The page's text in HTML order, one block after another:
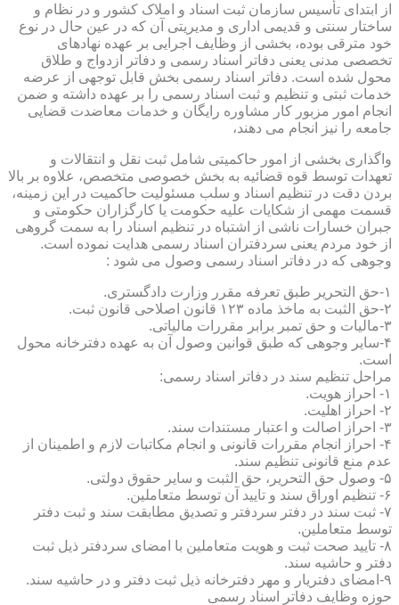
از ابتدای تأسیس سازمان ثبت اسناد و املاک کشور و در نظام و
ساختار سنتی و قدیمی اداری و مدیریتی آن که در عین حال در نوع
خود مترقی بوده، بخشی از وظایف اجرایی بر عهده نهادهای
تخصصی مدنی یعنی دفاتر اسناد رسمی و دفاتر ازدواج و طلاق
محول شده است. دفاتر اسناد رسمی بخش قابل توجهی از عرضه
خدمات ثبتی و تنظیم و ثبت اسناد رسمی را بر عهده داشته و ضمن
انجام امور مزبور کار مشاوره رایگان و خدمات معاضدت قضایی
جامعه را نیز انجام می دهند،
واگذاری بخشی از امور حاکمیتی شامل ثبت نقل و انتقالات و
تعهدات توسط قوه قضائیه به بخش خصوصی متخصص، علاوه بر بالا
بردن دقت در تنظیم اسناد و سلب مسئولیت حاکمیت در این زمینه،
قسمت مهمی از شکایات علیه حکومت یا کارگزاران حکومتی و
جبران خسارات ناشی از اشتباه در تنظیم اسناد را به سمت گروهی
از خود مردم یعنی سردفتران اسناد رسمی هدایت نموده است.
وجوهی که در دفاتر اسناد رسمی وصول می شود :
۱-حق التحریر طبق تعرفه مقرر وزارت دادگستری.
۲-حق الثبت به ماخذ ماده ۱۲۳ قانون اصلاحی قانون ثبت.
۳-مالیات و حق تمبر برابر مقررات مالیاتی.
۴-سایر وجوهی که طبق قوانین وصول آن به عهده دفترخانه محول
است.
مراحل تنظیم سند در دفاتر اسناد رسمی:
۱- احراز هویت.
۲- احراز اهلیت.
۳- احراز اصالت و اعتبار مستندات سند.
۴- احراز انجام مقررات قانونی و انجام مکاتبات لازم و اطمینان از
عدم منع قانونی تنظیم سند.
۵- وصول حق التحریر، حق الثبت و سایر حقوق دولتی.
۶- تنظیم اوراق سند و تایید آن توسط متعاملین.
۷- ثبت سند در دفتر سردفتر و تصدیق مطابقت سند و ثبت دفتر
توسط متعاملین.
۸- تایید صحت ثبت و هویت متعاملین با امضای سردفتر ذیل ثبت
دفتر و حاشیه سند.
۹-امضای دفتریار و مهر دفترخانه ذیل ثبت دفتر و در حاشیه سند.
حوزه وظایف دفاتر اسناد رسمی